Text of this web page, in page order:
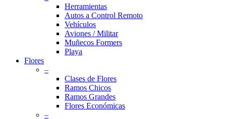
Herramientas
Autos a Control Remoto
Vehículos
Aviones / Militar
Muñecos Formers
Playa
Flores
–
Clases de Flores
Ramos Chicos
Ramos Grandes
Flores Económicas
–